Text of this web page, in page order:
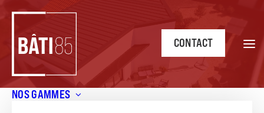
NOS GAMMES
CONTACT